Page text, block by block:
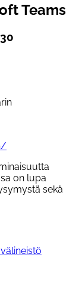
Teams
on lupa
sekä